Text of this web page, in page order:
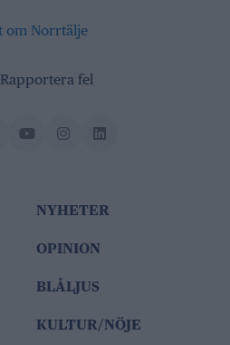
Rapportera fel
NYHETER
OPINION
BLÅLJUS
KULTUR/NÖJE